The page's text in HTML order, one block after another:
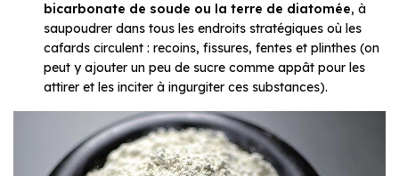
bicarbonate de soude ou la terre de diatomée, à
saupoudrer dans tous les endroits stratégiques où les
cafards circulent : recoins, fissures, fentes et plinthes (on
peut y ajouter un peu de sucre comme appât pour les
attirer et les inciter à ingurgiter ces substances).